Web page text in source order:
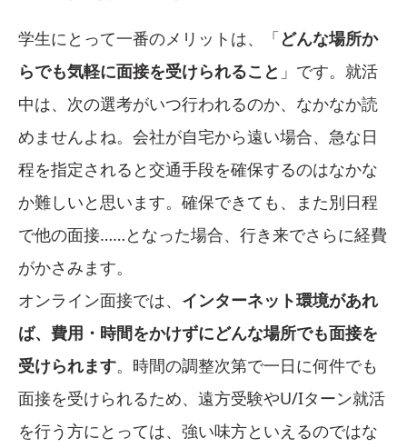
学生にとって一番のメリットは、「どんな場所か
らでも気軽に面接を受けられること 」です。就活
中は、次の選考がいつ行われるのか、なかなか読
めませんよね。会社が自宅から遠い場合、急な日
程を指定されると交通手段を確保するのはなかな
か難しいと思います。確保できても、また別日程
で他の面接……となった場合、行き来でさらに経費
がかさみます。
オンライン面接では、 インターネット環境があれ
ば、費用・時間をかけずにどんな場所でも面接を
受けられます。時間の調整次第で一日に何件でも
面接を受けられるため、遠方受験やU/Iターン就活
を行う方にとっては、強い味方といえるのではな